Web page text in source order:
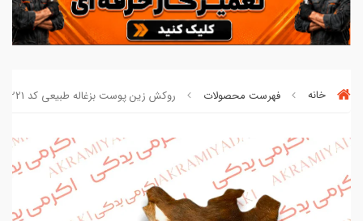
خانه فهرست محصولات روکش زین پوست بزغاله طبیعی کد 6049221